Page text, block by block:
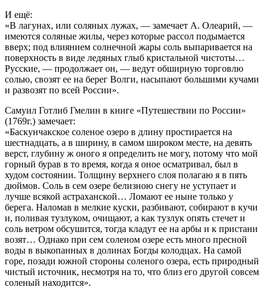
И ещё:
«В лагунах, или соляных лужах, — замечает А. Олеарий, —
имеются соляные жилы, через которые рассол подымается
вверх; под влиянием солнечной жары соль выпаривается на
поверхность в виде ледяных глыб кристальной чистоты…
Русские, — продолжает он, — ведут обширную торговлю
солью, свозят ее на берег Волги, насыпают большими кучами
и развозят по всей России».
Самуил Готлиб Гмелин в книге «Путешествии по России»
(1769г.) замечает:
«Баскунчакское соленое озеро в длину простирается на
шестнадцать, а в ширину, в самом широком месте, на девять
верст, глубину ж оного я определить не могу, потому что мой
горный бурав в то время, когда я оное осматривал, был в
худом состоянии. Толщину верхнего слоя полагаю я в пять
дюймов. Соль в сем озере белизною снегу не уступает и
лучше всякой астраханской… Ломают ее ныне только у
берега. Наломав в мелкие куски, разбивают, собирают в кучи
и, поливая тузлуком, очищают, а как тузлук опять стечет и
соль ветром обсушится, тогда кладут ее на арбы и к пристани
возят… Однако при сем соленом озере есть много пресной
воды в выкопанных в долинах Богды колодцах. На самой
горе, позади южной стороны соленого озера, есть природный
чистый источник, несмотря на то, что близ его другой совсем
соленый находится».